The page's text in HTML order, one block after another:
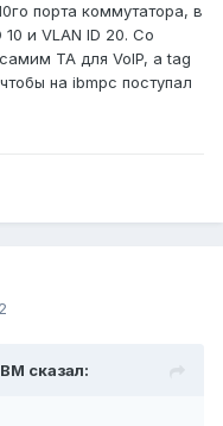
порта коммутатора, в
10 и VLAN ID 20. Со
ТА для VoIP, а tag
на ibmpc поступал
сказал: